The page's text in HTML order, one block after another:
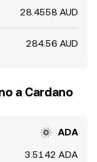
28.4558 AUD
284.56 AUD
a Cardano
ADA
3.5142 ADA